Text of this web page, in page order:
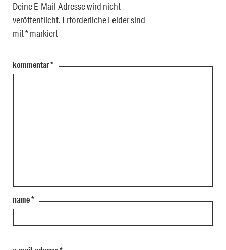
Deine E-Mail-Adresse wird nicht
veröffentlicht. Erforderliche Felder sind
mit*markiert
kommentar*
name*